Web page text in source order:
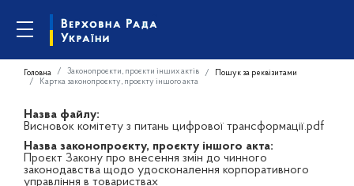
Головна Законопроєкти, проєкти інших актів
Пошук за реквізитами
Картка законопроєкту, проєкту іншого акта
Назва файлу:
Висновок комітету з питань цифрової трансформації.pdf
Назва законопроєкту, проєкту іншого акта:
Проєкт Закону про внесення змін до чинного
законодавства щодо удосконалення корпоративного
управління в товариствах